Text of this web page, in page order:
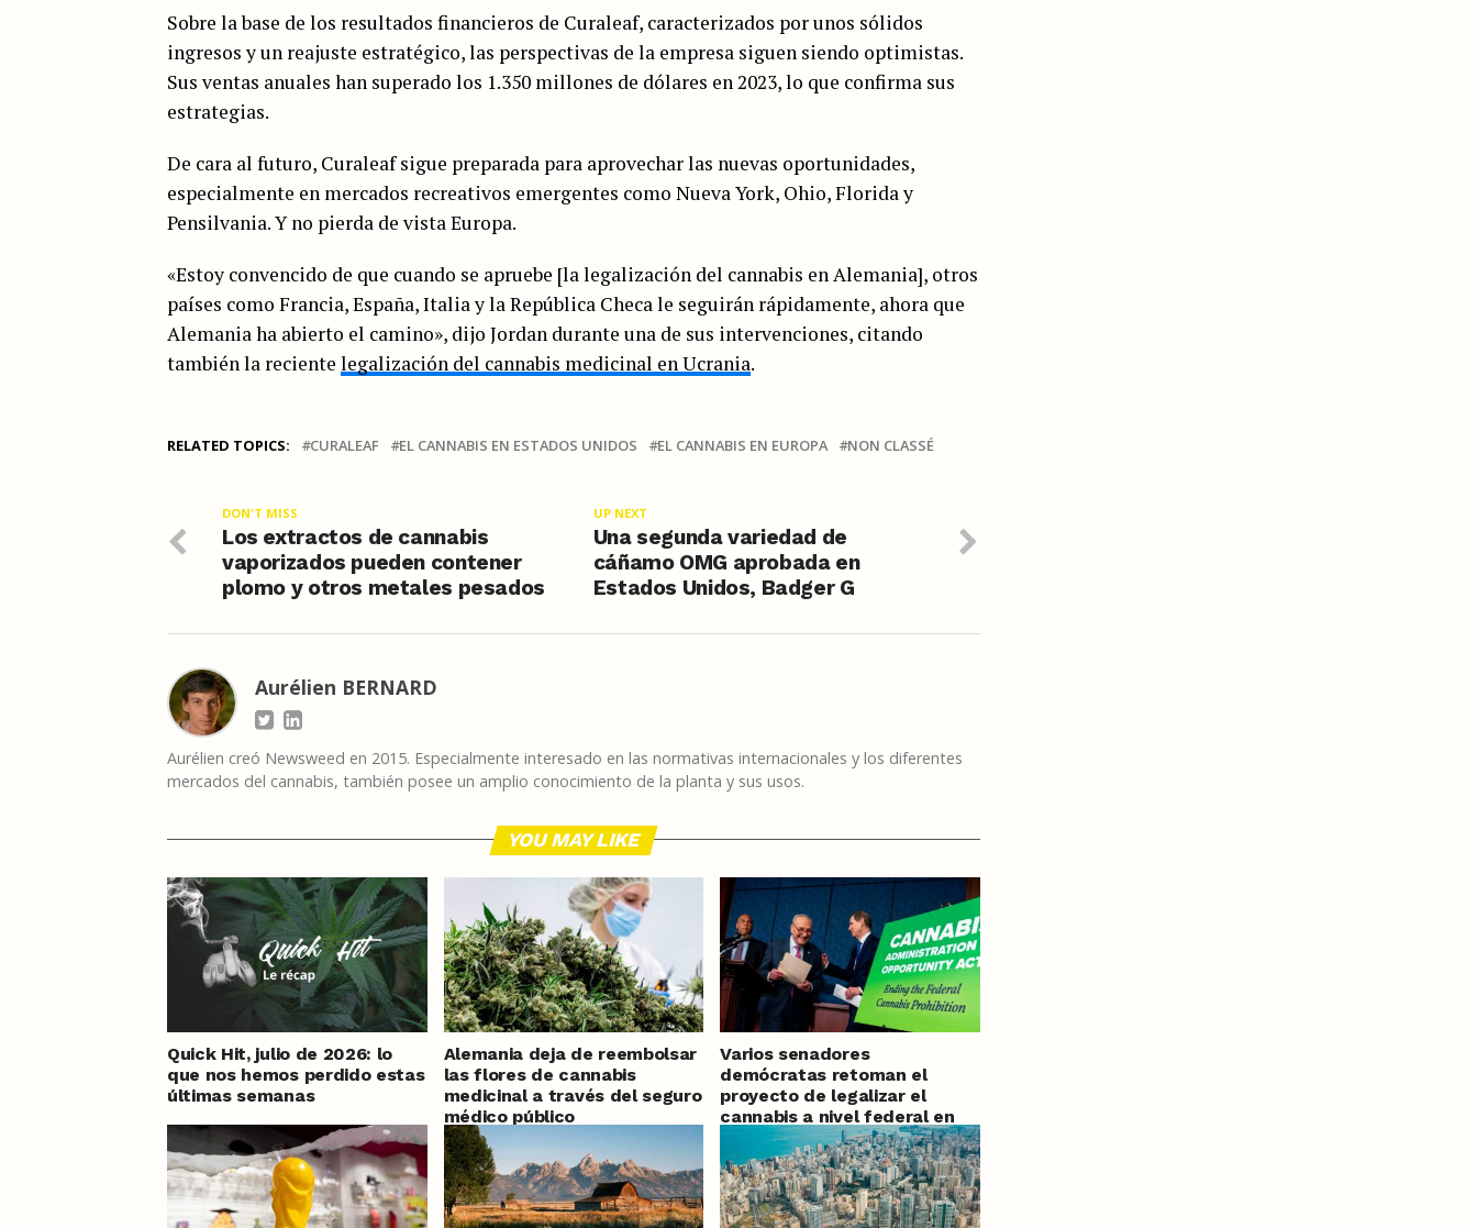
Sobre la base de los resultados financieros de Curaleaf, caracterizados por unos sólidos
ingresos y un reajuste estratégico, las perspectivas de la empresa siguen siendo optimistas.
Sus ventas anuales han superado los 1.350 millones de dólares en 2023, lo que confirma sus
estrategias.
De cara al futuro, Curaleaf sigue preparada para aprovechar las nuevas oportunidades,
especialmente en mercados recreativos emergentes como Nueva York, Ohio, Florida y
Pensilvania. Y no pierda de vista Europa.
«Estoy convencido de que cuando se apruebe [la legalización del cannabis en Alemania], otros
países como Francia, España, Italia y la República Checa le seguirán rápidamente, ahora que
Alemania ha abierto el camino», dijo Jordan durante una de sus intervenciones, citando
también la reciente legalización del cannabis medicinal en Ucrania.
RELATED TOPICS: CURALEAF EL CANNABIS EN ESTADOS UNIDOS EL CANNABIS EN EUROPA NON CLASSÉ
UP NEXT
Una segunda variedad de
cáñamo OMG aprobada en
Estados Unidos, Badger G
DON'T MISS
Los extractos de cannabis
vaporizados pueden contener
plomo y otros metales pesados
Aurélien BERNARD
Aurélien creó Newsweed en 2015. Especialmente interesado en las normativas internacionales y los diferentes
mercados del cannabis, también posee un amplio conocimiento de la planta y sus usos.
YOU MAY LIKE
Quick Hit, julio de 2026: lo
que nos hemos perdido estas
últimas semanas
Alemania deja de reembolsar
las flores de cannabis
medicinal a través del seguro
médico público
Varios senadores
demócratas retoman el
proyecto de legalizar el
cannabis a nivel federal en
Estados Unidos